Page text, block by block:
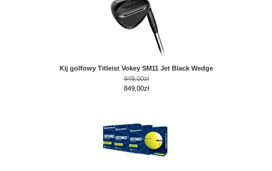
Kij golfowy Titleist Vokey SM11 Jet Black Wedge
949,00zł
849,00zł